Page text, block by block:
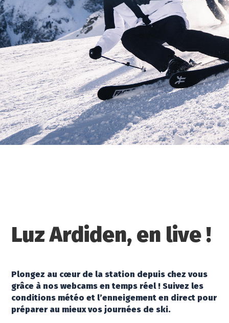
Luz Ardiden, en live !
Plongez au cœur de la station depuis chez vous
grâce à nos webcams en temps réel ! Suivez les
conditions météo et l’enneigement en direct pour
préparer au mieux vos journées de ski.